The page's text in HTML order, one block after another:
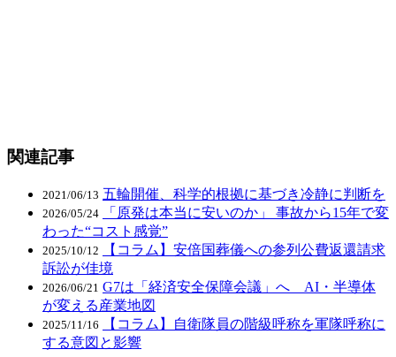
関連記事
2021/06/13 五輪開催、科学的根拠に基づき冷静に判断を
2026/05/24
「原発は本当に安いのか」 事故から15年で変
わった“コスト感覚”
2025/10/12
【コラム】安倍国葬儀への参列公費返還請求
訴訟が佳境
2026/06/21 G7は「経済安全保障会議」へ AI・半導体
が変える産業地図
2025/11/16
【コラム】自衛隊員の階級呼称を軍隊呼称に
する意図と影響